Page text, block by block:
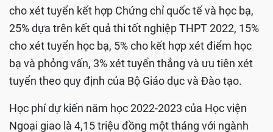
cho xét tuyển kết hợp Chứng chỉ quốc tế và học bạ,
25% dựa trên kết quả thi tốt nghiệp THPT 2022, 15%
cho xét tuyển học bạ, 5% cho kết hợp xét điểm học
bạ và phỏng vấn, 3% xét tuyển thẳng và ưu tiên xét
tuyển theo quy định của Bộ Giáo dục và Đào tạo.
Học phí dự kiến năm học 2022-2023 của Học viện
Ngoại giao là 4,15 triệu đồng một tháng với ngành